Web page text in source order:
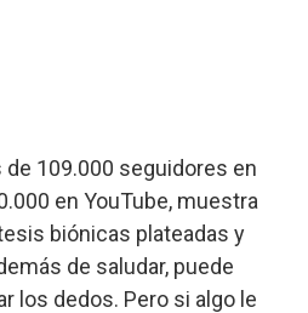
de 109.000 seguidores en
en YouTube, muestra
biónicas plateadas y
de saludar, puede
los dedos. Pero si algo le